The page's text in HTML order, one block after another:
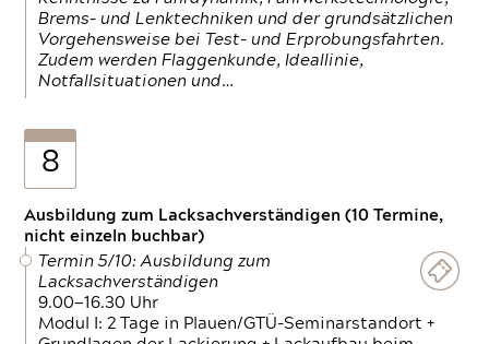
Brems- und Lenktechniken und der grundsätzlichen
Vorgehensweise bei Test- und Erprobungsfahrten.
Zudem werden Flaggenkunde, Ideallinie,
Notfallsituationen und…
8
Ausbildung zum Lacksachverständigen (10 Termine,
nicht einzeln buchbar)
Termin 5/10: Ausbildung zum
Lacksachverständigen
9.00—16.30 Uhr
Modul I: 2 Tage in Plauen/GTÜ-Seminarstandort +